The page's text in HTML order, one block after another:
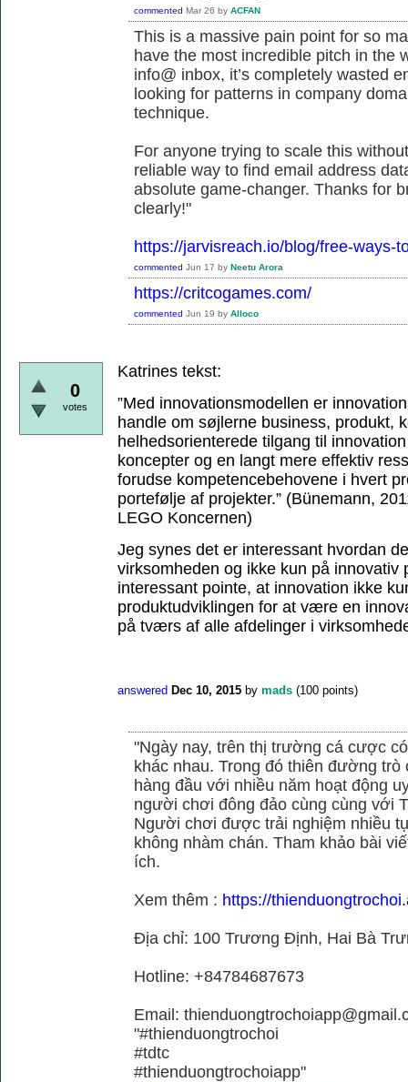
commented Mar 26 by ACFAN
This is a massive pain point for so
have the most incredible pitch in the
info@ inbox, it’s completely wasted
looking for patterns in company
technique.
For anyone trying to scale this
reliable way to find email address
absolute game-changer. Thanks for
clearly!"
https://jarvisreach.io/blog/free-ways-
commented Jun 17 by Neetu Arora
https://critcogames.com/
commented Jun 19 by Alloco
0
votes
Katrines tekst:
”Med innovationsmodellen er
handle om søjlerne business, produkt,
helhedsorienterede tilgang til
koncepter og en langt mere effektiv
forudse kompetencebehovene i hvert
portefølje af projekter.” (Bünemann,
LEGO Koncernen)
Jeg synes det er interessant hvordan
virksomheden og ikke kun på innovativ
interessant pointe, at innovation ikke
produktudviklingen for at være en
på tværs af alle afdelinger i
answered Dec 10, 2015 by mads (100 points)
"Ngày nay, trên thị trường cá cược
khác nhau. Trong đó thiên đường
hàng đầu với nhiều năm hoạt động
người chơi đông đảo cùng cùng với
Người chơi được trải nghiệm nhiều
không nhàm chán. Tham khảo bài
ích.
Xem thêm : https://
Địa chỉ: 100 Trương Định, Hai Bà
Hotline: +84784687673
Email:
"#thienduongtrochoi
#tdtc
#thienduongtrochoiapp"